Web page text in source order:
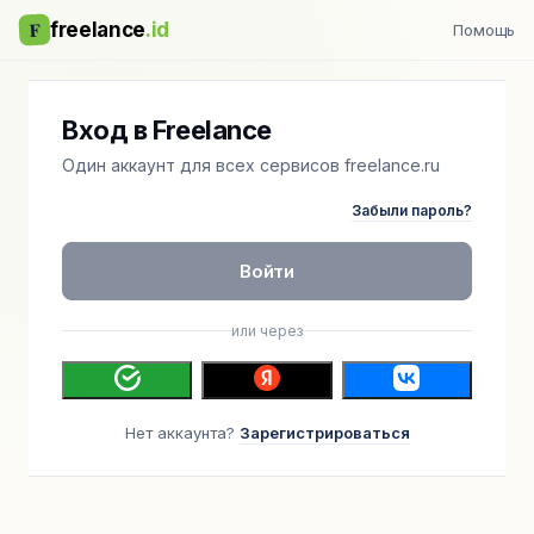
F freelance.id Помощь
Вход в Freelance
Один аккаунт для всех сервисов freelance.ru
Забыли пароль?
Войти
или через
Нет аккаунта? Зарегистрироваться